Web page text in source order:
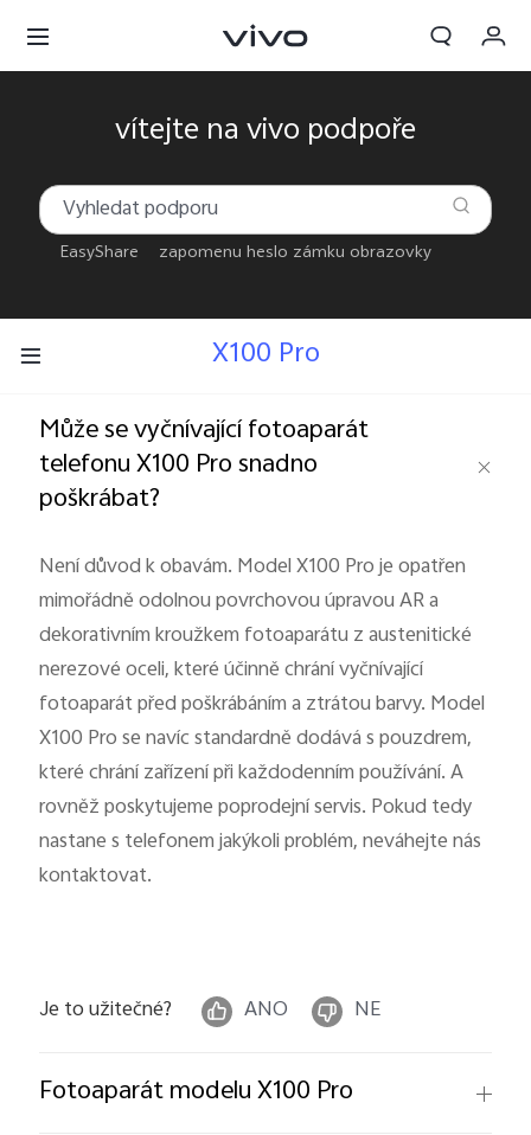
Přihlásit se / Zaregistrovat
Můj účet
vítejte na vivo podpoře
EasyShare zapomenu heslo zámku obrazovky
X100 Pro
Může se vyčnívající fotoaparát
telefonu X100 Pro snadno
poškrábat?
Není důvod k obavám. Model X100 Pro je opatřen
mimořádně odolnou povrchovou úpravou AR a
dekorativním kroužkem fotoaparátu z austenitické
nerezové oceli, které účinně chrání vyčnívající
fotoaparát před poškrábáním a ztrátou barvy. Model
X100 Pro se navíc standardně dodává s pouzdrem,
které chrání zařízení při každodenním používání. A
rovněž poskytujeme poprodejní servis. Pokud tedy
nastane s telefonem jakýkoli problém, neváhejte nás
kontaktovat.
Je to užitečné? ANO NE
Fotoaparát modelu X100 Pro